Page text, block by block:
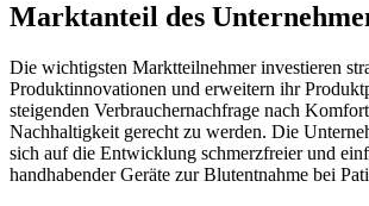
Marktanteil des
Die wichtigsten Marktteilnehmer investieren
Produktinnovationen und erweitern ihr
steigenden Verbrauchernachfrage nach
Nachhaltigkeit gerecht zu werden. Die
sich auf die Entwicklung schmerzfreier und
handhabender Geräte zur Blutentnahme bei